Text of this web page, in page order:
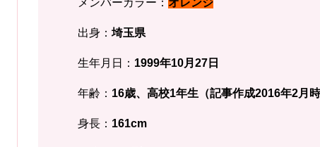
メンバーカラー： オレンジ
出身： 埼玉県
生年月日： 1999年10月27 日
年齢： 16歳、高校1年生 （記事作成2016年2月
身長： 161cm